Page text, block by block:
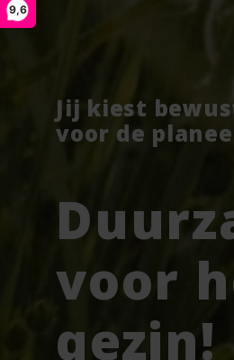
9,6
Jij kiest
voor de
voor
gezin!